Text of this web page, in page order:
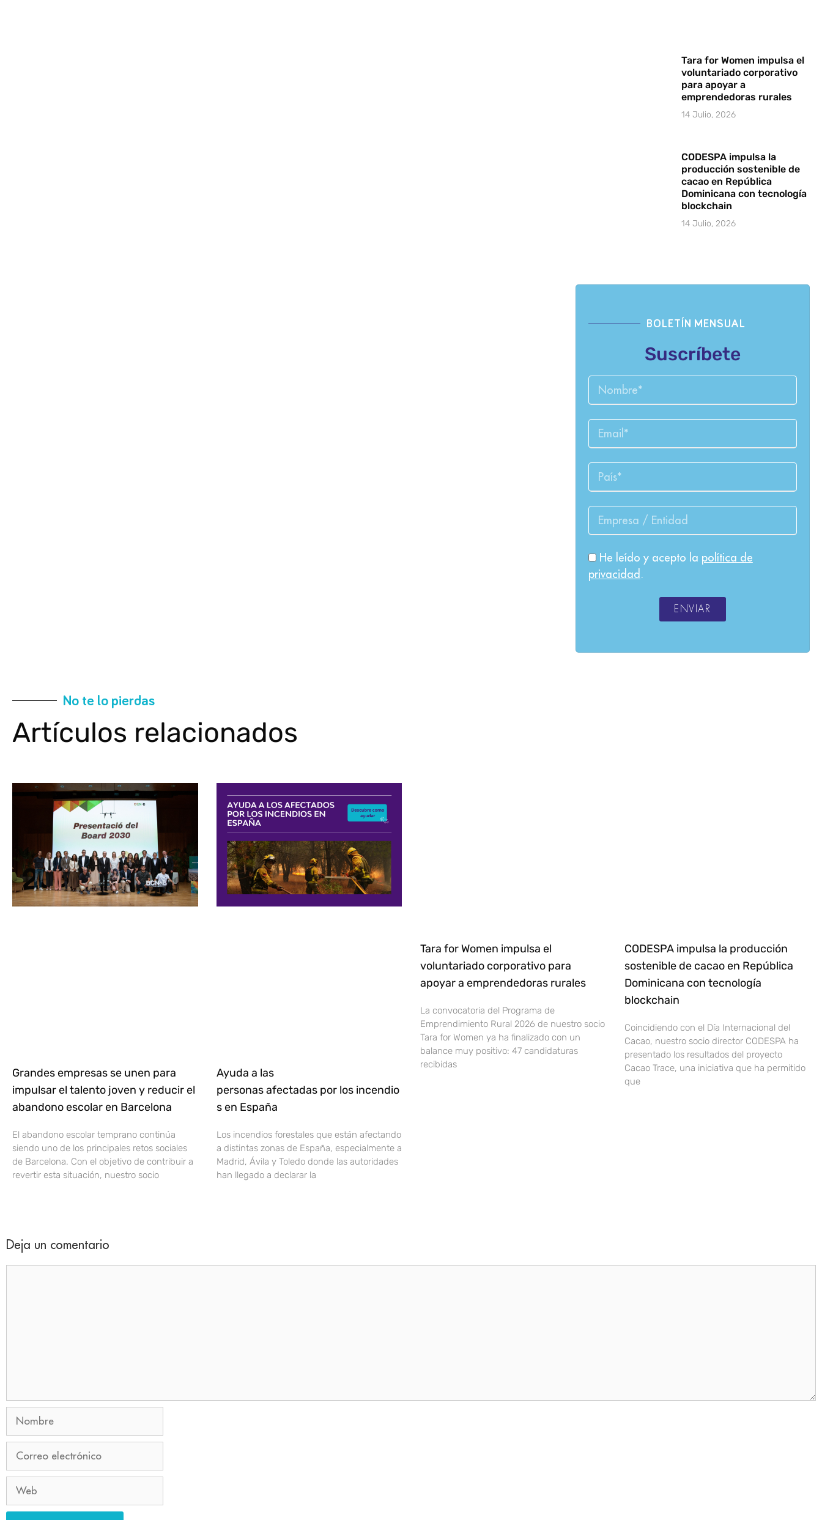
Tara for Women impulsa el
voluntariado corporativo
para apoyar a
emprendedoras rurales
14 Julio, 2026
CODESPA impulsa la
producción sostenible de
cacao en República
Dominicana con tecnología
blockchain
14 Julio, 2026
BOLETÍN MENSUAL
Suscríbete
He leído y acepto la política de
privacidad .
ENVIAR
No te lo pierdas
Artículos relacionados
Grandes empresas se unen para
impulsar el talento joven y reducir el
abandono escolar en Barcelona
El abandono escolar temprano continúa
siendo uno de los principales retos sociales
de Barcelona. Con el objetivo de contribuir a
revertir esta situación, nuestro socio
Ayuda a las
personas afectadas por los incendio
s en España
Los incendios forestales que están afectando
a distintas zonas de España, especialmente a
Madrid, Ávila y Toledo donde las autoridades
han llegado a declarar la
Tara for Women impulsa el
voluntariado corporativo para
apoyar a emprendedoras rurales
La convocatoria del Programa de
Emprendimiento Rural 2026 de nuestro socio
Tara for Women ya ha finalizado con un
balance muy positivo: 47 candidaturas
recibidas
CODESPA impulsa la producción
sostenible de cacao en República
Dominicana con tecnología
blockchain
Coincidiendo con el Día Internacional del
Cacao, nuestro socio director CODESPA ha
presentado los resultados del proyecto
Cacao Trace, una iniciativa que ha permitido
que
Deja un comentario